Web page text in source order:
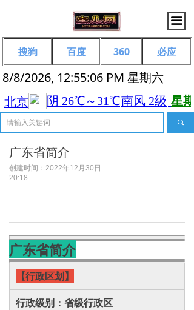
끀
8/8/2026, 12:55:06 PM 星期六
끠
搜狗 百度 360 必应
广东省简介
创建时间： 2022年12月30日
20:18
广东省简介
【行政区划】
行政级别：省级行政区